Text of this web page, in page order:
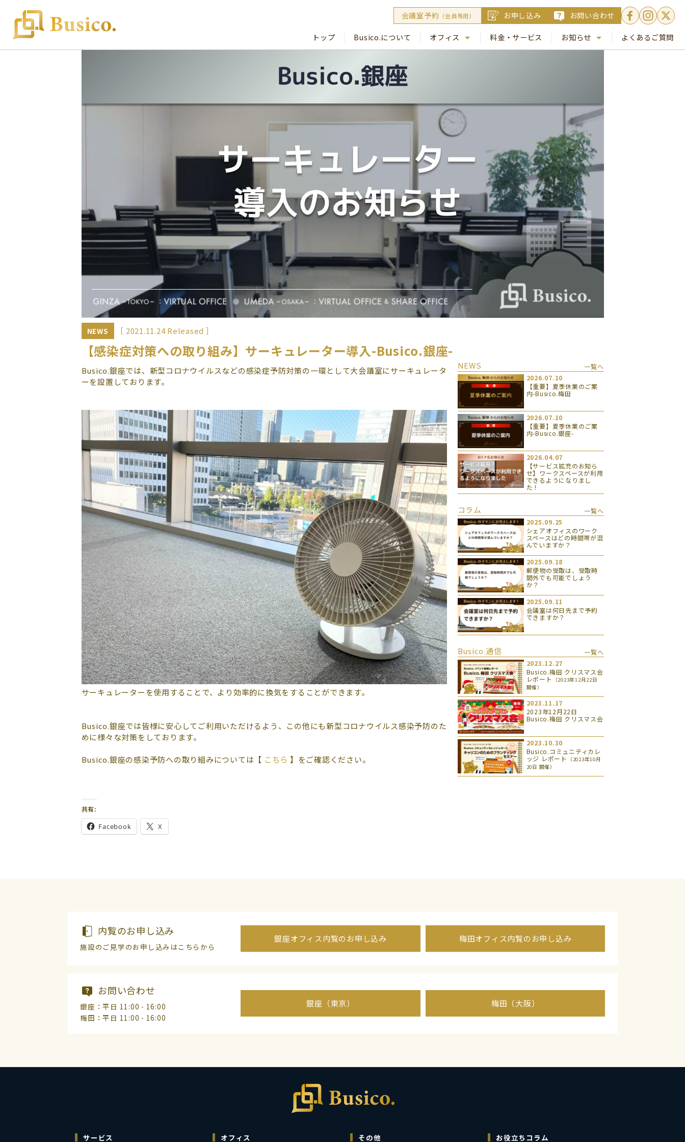
会議室予約 （会員専用） お申し込み お問い合わせ
トップ Busico.について
オフィス
料金・サービス
お知らせ
Busico.通信
よくあるご質問
NEWS ［ 2021.11.24 Released ］
【感染症対策への取り組み】サーキュレーター導入-Busico.銀座-
Busico.銀座では、新型コロナウイルスなどの感染症予防対策の一環として大会議室にサーキュレータ
ーを設置しております。
サーキュレーターを使用することで、より効率的に換気をすることができます。
Busico.銀座では皆様に安心してご利用いただけるよう、この他にも新型コロナウイルス感染予防のた
めに様々な対策をしております。
Busico.銀座の感染予防への取り組みについては【 こちら 】をご確認ください。
共有:
Facebook X
NEWS
一覧へ
2026.07.10
【重要】夏季休業のご案
内-Busico.梅田
2026.07.10
【重要】夏季休業のご案
内-Busico.銀座-
2026.04.07
【サービス拡充のお知ら
せ】ワークスペースが利用
できるようになりまし
た！
コラム
一覧へ
2025.09.25
シェアオフィスのワーク
スペースはどの時間帯が混
んでいますか？
2025.09.18
郵便物の受取は、受取時
間外でも可能でしょう
か？
2025.09.11
会議室は何日先まで予約
できますか？
Busico.通信
一覧へ
2023.12.27
Busico.梅田 クリスマス会
レポート
（2023年12月22日
開催）
2023.11.17
2023年12月22日
Busico.梅田 クリスマス会
2023.10.30
Busico.コミュニティカレ
ッジ レポート
（2023年10月
20日 開催）
内覧のお申し込み
施設のご見学のお申し込みはこちらから
銀座オフィス内覧のお申し込み 梅田オフィス内覧のお申し込み
お問い合わせ
銀座：平日 11:00 - 16:00
梅田：平日 11:00 - 16:00
銀座（東京） 梅田（大阪）
サービス オフィス その他 お役立ちコラム